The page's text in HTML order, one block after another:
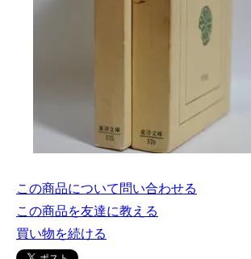
この商品について問い合わせる
この商品を友達に教える
買い物を続ける